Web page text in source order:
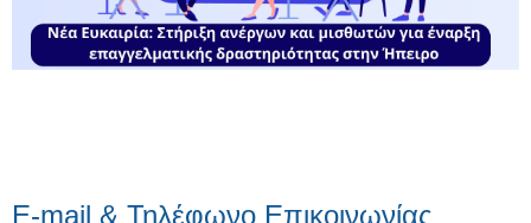
E-mail & Τηλέφωνο Επικοινωνίας